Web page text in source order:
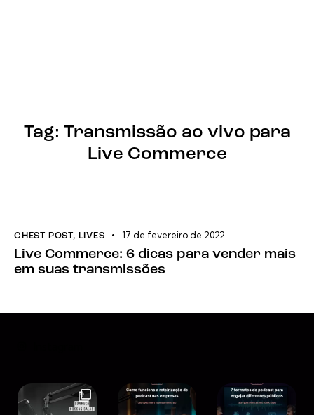
Tag: Transmissão ao vivo para
Live Commerce
GHEST POST, LIVES 17 de fevereiro de 2022
Live Commerce: 6 dicas para vender mais
em suas transmissões